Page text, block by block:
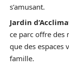
s’amusant.
Jardin
ce parc offre des
que des espaces
famille.